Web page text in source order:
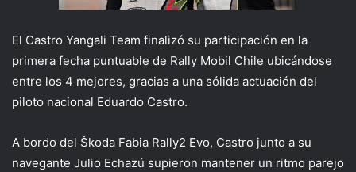
El Castro Yangali Team finalizó su participación en la
primera fecha puntuable de Rally Mobil Chile ubicándose
entre los 4 mejores, gracias a una sólida actuación del
piloto nacional Eduardo Castro.
A bordo del Škoda Fabia Rally2 Evo, Castro junto a su
navegante Julio Echazú supieron mantener un ritmo parejo